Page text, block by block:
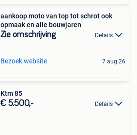
aankoop moto van top tot schrot ook
opmaak en alle bouwjaren
Zie omschrijving Details
Bezoek website 7 aug 26
Ktm 85
€ 5.500,- Details